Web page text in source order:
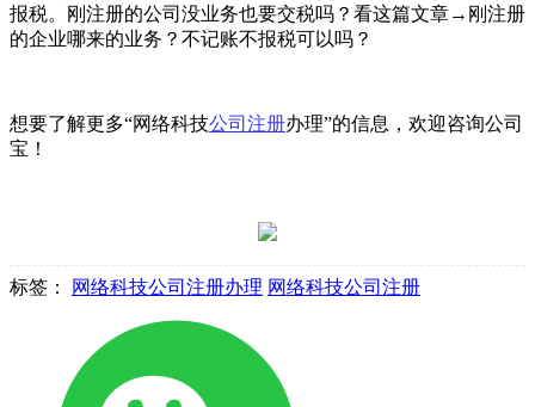
报税。刚注册的公司没业务也要交税吗？看这篇文章→刚注册
的企业哪来的业务？不记账不报税可以吗？
想要了解更多“网络科技公司注册办理”的信息，欢迎咨询公司
宝！
标签： 网络科技公司注册办理 网络科技公司注册